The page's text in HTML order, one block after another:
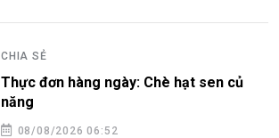
CHIA SẺ
Thực đơn hàng ngày: Chè hạt sen củ
năng
08/08/2026 06:52